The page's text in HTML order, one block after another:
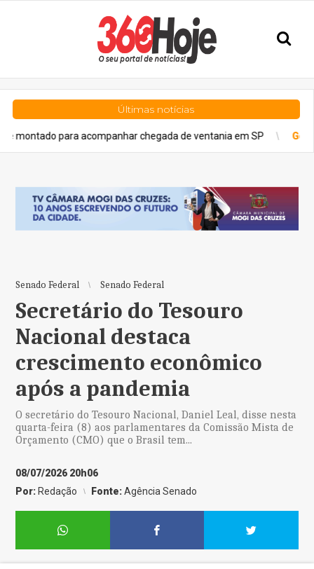
Últimas notícias
acompanhar chegada de ventania em SP Geral
Senado Federal Senado Federal
Secretário do Tesouro
Nacional destaca
crescimento econômico
após a pandemia
O secretário do Tesouro Nacional, Daniel Leal, disse nesta
quarta-feira (8) aos parlamentares da Comissão Mista de
Orçamento (CMO) que o Brasil tem...
08/07/2026 20h06
Por: Redação Fonte:Agência Senado